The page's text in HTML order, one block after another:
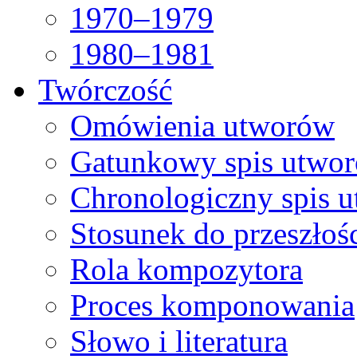
1970–1979
1980–1981
Twórczość
Omówienia utworów
Gatunkowy spis
Chronologiczny spis
Stosunek do
Rola kompozytora
Proces komponowania
Słowo i literatura